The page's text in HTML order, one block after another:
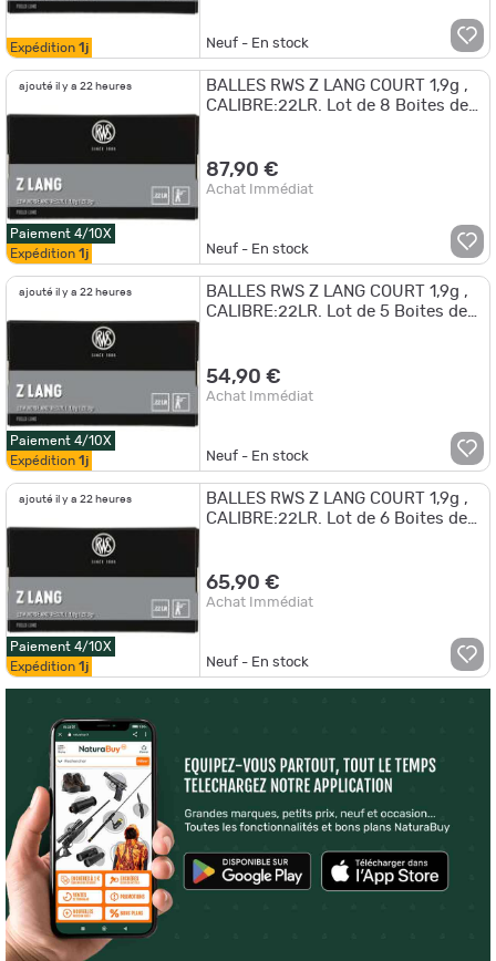
Expédition 1j Neuf - En stock
ajouté il y a 22 heures
Paiement 4/10X
Expédition 1j
BALLES RWS Z LANG COURT 1,9g ,
CALIBRE:22LR. Lot de 8 Boites de
87,90 €
Achat Immédiat
Neuf - En stock
ajouté il y a 22 heures
Paiement 4/10X
Expédition 1j
BALLES RWS Z LANG COURT 1,9g ,
CALIBRE:22LR. Lot de 5 Boites de
54,90 €
Achat Immédiat
Neuf - En stock
ajouté il y a 22 heures
Paiement 4/10X
Expédition 1j
BALLES RWS Z LANG COURT 1,9g ,
CALIBRE:22LR. Lot de 6 Boites de
65,90 €
Achat Immédiat
Neuf - En stock